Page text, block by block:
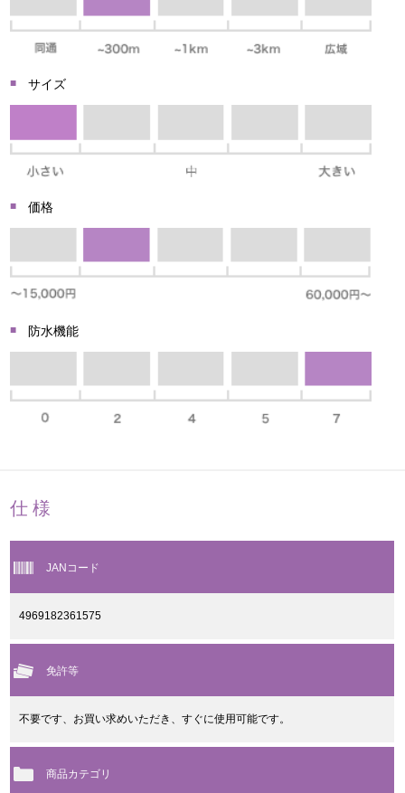
サイズ
価格
防水機能
仕様
JANコード
4969182361575
免許等
不要です、お買い求めいただき、すぐに使用可能です。
商品カテゴリ